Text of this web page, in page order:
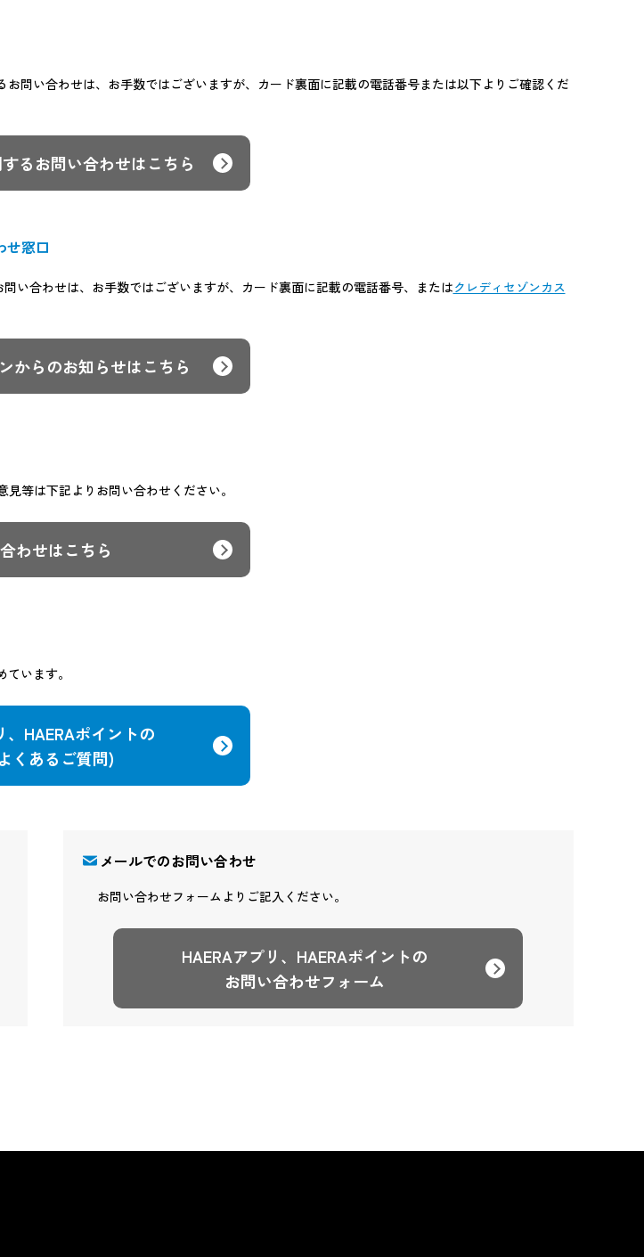
問い合わせは、お手数ではございますが、カード裏面に記載の電話番号または以下よりご確認くだ
るお問い合わせはこちら
せ窓口
い合わせは、お手数ではございますが、カード裏面に記載の電話番号、またはクレディセゾンカス
からのお知らせはこちら
等は下記よりお問い合わせください。
わせはこちら
います。
、HAERAポイントの
くあるご質問)
メールでのお問い合わせ
お問い合わせフォームよりご記入ください。
HAERAアプリ、HAERAポイントの
お問い合わせフォーム